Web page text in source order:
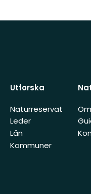
Utforska
Naturreservat
Leder
Län
Kommuner